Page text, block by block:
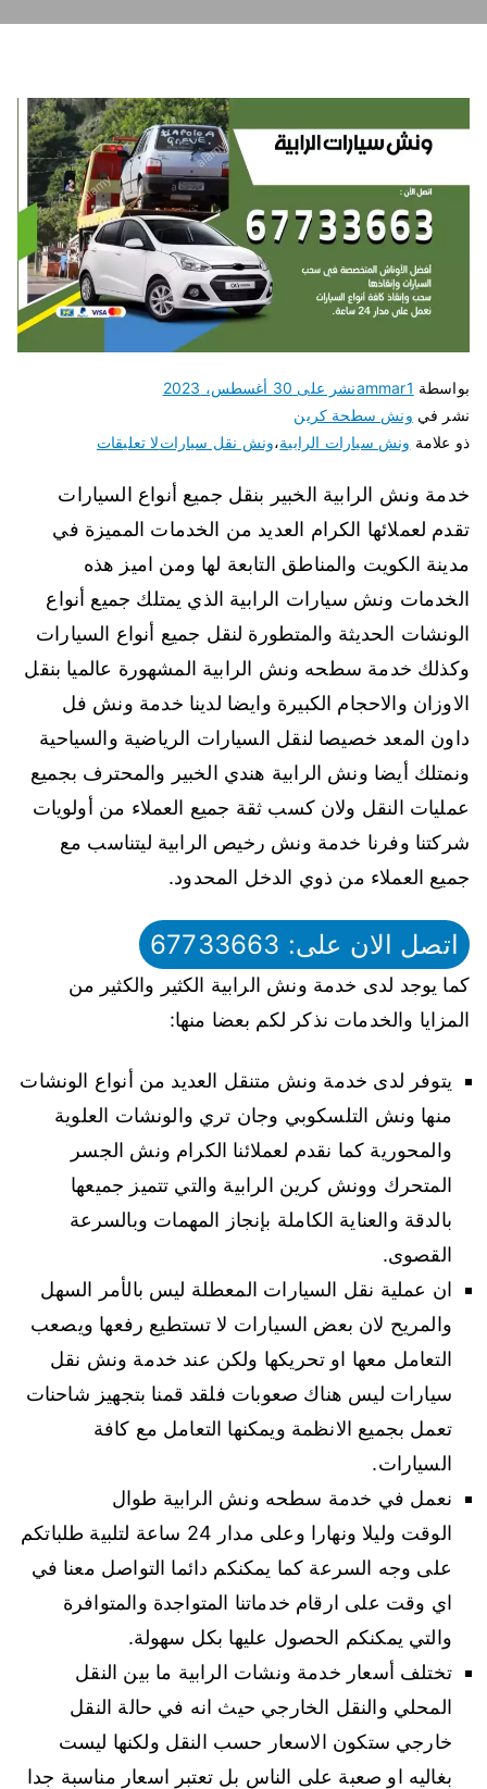
بواسطة ammar1نشر على 30 أغسطس، 2023
نشر في ونش سطحة كرين
ذو علامة ونش سيارات الرابية،ونش نقل سياراتلا تعليقات
خدمة ونش الرابية الخبير بنقل جميع أنواع السيارات
تقدم لعملائها الكرام العديد من الخدمات المميزة في
مدينة الكويت والمناطق التابعة لها ومن اميز هذه
الخدمات ونش سيارات الرابية الذي يمتلك جميع أنواع
الونشات الحديثة والمتطورة لنقل جميع أنواع السيارات
وكذلك خدمة سطحه ونش الرابية المشهورة عالميا بنقل
الاوزان والاحجام الكبيرة وايضا لدينا خدمة ونش فل
داون المعد خصيصا لنقل السيارات الرياضية والسياحية
ونمتلك أيضا ونش الرابية هندي الخبير والمحترف بجميع
عمليات النقل ولان كسب ثقة جميع العملاء من أولويات
شركتنا وفرنا خدمة ونش رخيص الرابية ليتناسب مع
جميع العملاء من ذوي الدخل المحدود.
اتصل الان على: 67733663
كما يوجد لدى خدمة ونش الرابية الكثير والكثير من
المزايا والخدمات نذكر لكم بعضا منها:
يتوفر لدى خدمة ونش متنقل العديد من أنواع الونشات
منها ونش التلسكوبي وجان تري والونشات العلوية
والمحورية كما نقدم لعملائنا الكرام ونش الجسر
المتحرك وونش كرين الرابية والتي تتميز جميعها
بالدقة والعناية الكاملة بإنجاز المهمات وبالسرعة
القصوى.
ان عملية نقل السيارات المعطلة ليس بالأمر السهل
والمريح لان بعض السيارات لا تستطيع رفعها ويصعب
التعامل معها او تحريكها ولكن عند خدمة ونش نقل
سيارات ليس هناك صعوبات فلقد قمنا بتجهيز شاحنات
تعمل بجميع الانظمة ويمكنها التعامل مع كافة
السيارات.
نعمل في خدمة سطحه ونش الرابية طوال
الوقت وليلا ونهارا وعلى مدار 24 ساعة لتلبية طلباتكم
على وجه السرعة كما يمكنكم دائما التواصل معنا في
اي وقت على ارقام خدماتنا المتواجدة والمتوافرة
والتي يمكنكم الحصول عليها بكل سهولة.
تختلف أسعار خدمة ونشات الرابية ما بين النقل
المحلي والنقل الخارجي حيث انه في حالة النقل
خارجي ستكون الاسعار حسب النقل ولكنها ليست
بغاليه او صعبة على الناس بل تعتبر اسعار مناسبة جدا